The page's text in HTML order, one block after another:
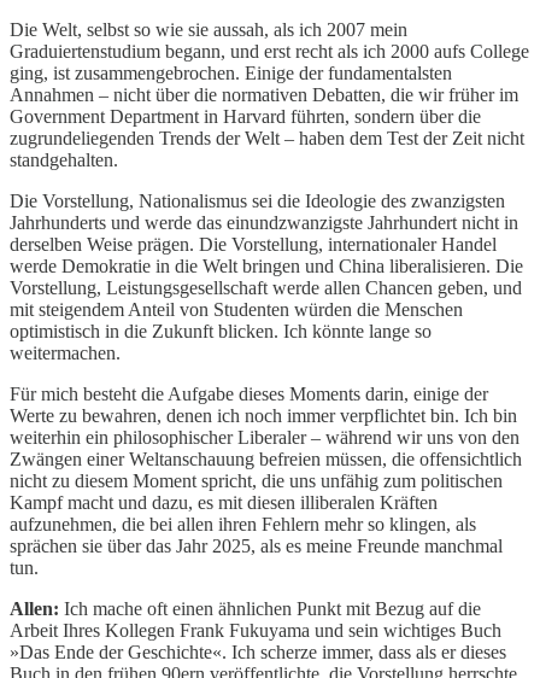
Die Welt, selbst so wie sie aussah, als ich 2007 mein
Graduiertenstudium begann, und erst recht als ich 2000 aufs College
ging, ist zusammengebrochen. Einige der fundamentalsten
Annahmen – nicht über die normativen Debatten, die wir früher im
Government Department in Harvard führten, sondern über die
zugrundeliegenden Trends der Welt – haben dem Test der Zeit nicht
standgehalten.
Die Vorstellung, Nationalismus sei die Ideologie des zwanzigsten
Jahrhunderts und werde das einundzwanzigste Jahrhundert nicht in
derselben Weise prägen. Die Vorstellung, internationaler Handel
werde Demokratie in die Welt bringen und China liberalisieren. Die
Vorstellung, Leistungsgesellschaft werde allen Chancen geben, und
mit steigendem Anteil von Studenten würden die Menschen
optimistisch in die Zukunft blicken. Ich könnte lange so
weitermachen.
Für mich besteht die Aufgabe dieses Moments darin, einige der
Werte zu bewahren, denen ich noch immer verpflichtet bin. Ich bin
weiterhin ein philosophischer Liberaler – während wir uns von den
Zwängen einer Weltanschauung befreien müssen, die offensichtlich
nicht zu diesem Moment spricht, die uns unfähig zum politischen
Kampf macht und dazu, es mit diesen illiberalen Kräften
aufzunehmen, die bei allen ihren Fehlern mehr so klingen, als
sprächen sie über das Jahr 2025, als es meine Freunde manchmal
tun.
Allen: Ich mache oft einen ähnlichen Punkt mit Bezug auf die
Arbeit Ihres Kollegen Frank Fukuyama und sein wichtiges Buch
»Das Ende der Geschichte«. Ich scherze immer, dass als er dieses
Buch in den frühen 90ern veröffentlichte, die Vorstellung herrschte,